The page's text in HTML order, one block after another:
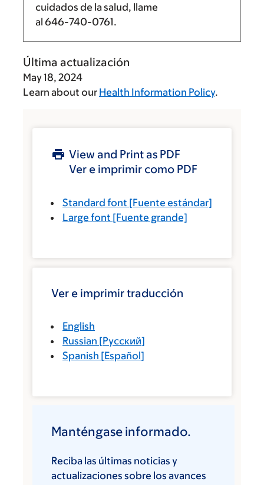
cuidados de la salud, llame
al 646-740-0761.
Última actualización
May 18, 2024
Learn about our Health Information Policy.
View and Print as PDF
Ver e imprimir como PDF
Standard font [Fuente estándar]
Large font [Fuente grande]
Ver e imprimir traducción
English
Russian [Русский]
Spanish [Español]
Manténgase informado.
Reciba las últimas noticias y
actualizaciones sobre los avances